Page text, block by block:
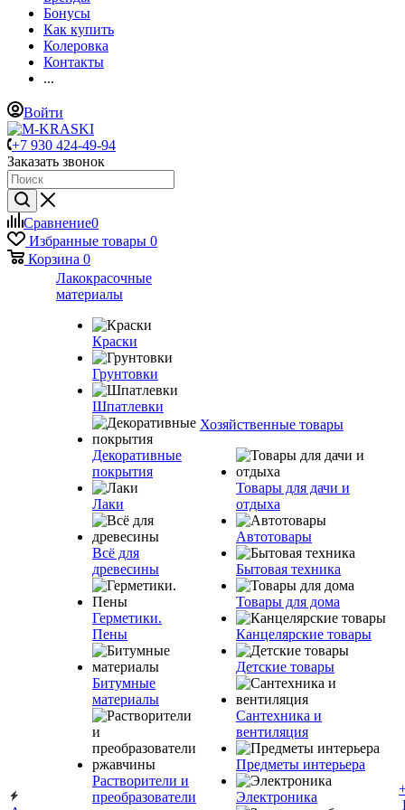
Бонусы
Как купить
Колеровка
Контакты
...
Войти
+7 930 424-49-94
Заказать звонок
Сравнение0
Избранные товары 0
Корзина 0
Лакокрасочные
материалы
Краски
Грунтовки
Шпатлевки
Декоративные
покрытия
Лаки
Всё для
древесины
Герметики.
Пены
Битумные
материалы
Растворители и
преобразователи
Хозяйственные товары
Товары для дачи и
отдыха
Автотовары
Бытовая техника
Товары для дома
Канцелярские товары
Детские товары
Сантехника и
вентиляция
Предметы интерьера
Электроника